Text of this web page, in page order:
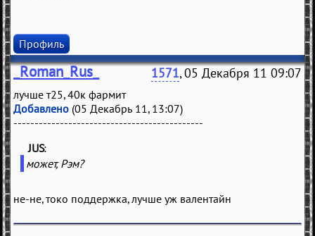
Профиль
_Roman_Rus_ 1571, 05 Декабря 11 09:07
лучше т25, 40к фармит
Добавлено (05 Декабрь 11, 13:07)
---------------------------------------------
(JUS
может, Рэм?
не-не, токо поддержка, лучше уж валентайн